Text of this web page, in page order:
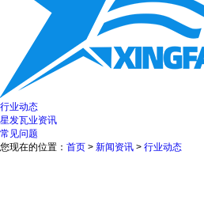
行业动态
星发瓦业资讯
常见问题
您现在的位置： 首页 > 新闻资讯 > 行业动态